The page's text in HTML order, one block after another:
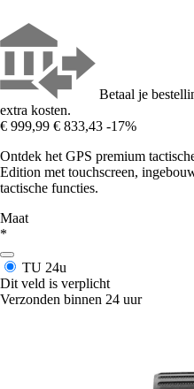
Betaal je
extra kosten.
€ 999,99 € 833,43 -17%
Ontdek het GPS premium
Edition met touchscreen,
tactische functies.
Maat
*
TU 24u
Dit veld is verplicht
Verzonden binnen 24 uur